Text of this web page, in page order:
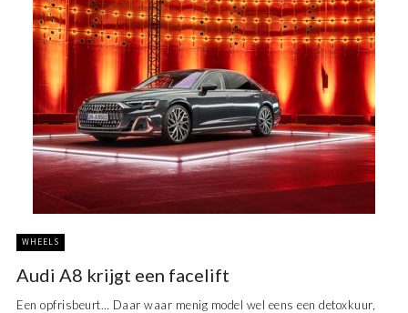
WHEELS
Audi A8 krijgt een facelift
Een opfrisbeurt… Daar waar menig model wel eens een detoxkuur,